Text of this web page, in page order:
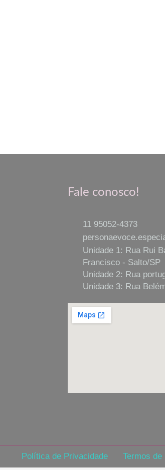
Fale conosco!
11 95052-4373
Unidade 1: Rua Rui
Francisco - Salto/SP
Unidade 2: Rua
Unidade 3: Rua
Política de Privacidade Termos de